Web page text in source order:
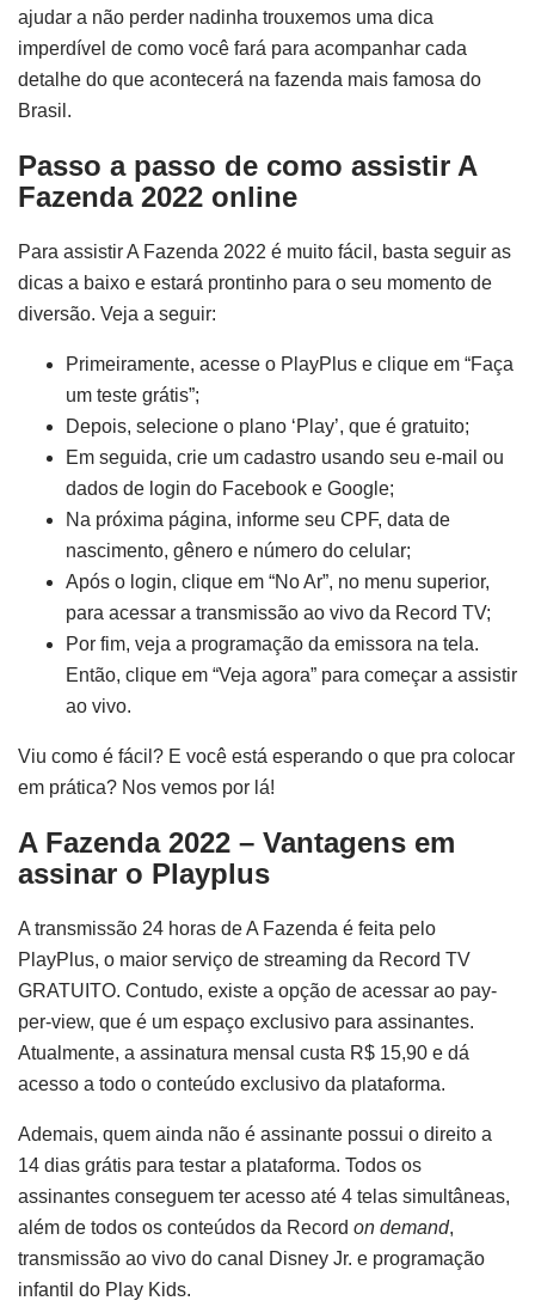
ajudar a não perder nadinha trouxemos uma dica
imperdível de como você fará para acompanhar cada
detalhe do que acontecerá na fazenda mais famosa do
Brasil.
Passo a passo de como assistir A
Fazenda 2022 online
Para assistir A Fazenda 2022 é muito fácil, basta seguir as
dicas a baixo e estará prontinho para o seu momento de
diversão. Veja a seguir:
Primeiramente, acesse o PlayPlus e clique em “Faça
um teste grátis”;
Depois, selecione o plano ‘Play’, que é gratuito;
Em seguida, crie um cadastro usando seu e-mail ou
dados de login do Facebook e Google;
Na próxima página, informe seu CPF, data de
nascimento, gênero e número do celular;
Após o login, clique em “No Ar”, no menu superior,
para acessar a transmissão ao vivo da Record TV;
Por fim, veja a programação da emissora na tela.
Então, clique em “Veja agora” para começar a assistir
ao vivo.
Viu como é fácil? E você está esperando o que pra colocar
em prática? Nos vemos por lá!
A Fazenda 2022 – Vantagens em
assinar o Playplus
A transmissão 24 horas de A Fazenda é feita pelo
PlayPlus, o maior serviço de streaming da Record TV
GRATUITO. Contudo, existe a opção de acessar ao pay-
per-view, que é um espaço exclusivo para assinantes.
Atualmente, a assinatura mensal custa R$ 15,90 e dá
acesso a todo o conteúdo exclusivo da plataforma.
Ademais, quem ainda não é assinante possui o direito a
14 dias grátis para testar a plataforma. Todos os
assinantes conseguem ter acesso até 4 telas simultâneas,
além de todos os conteúdos da Record on demand,
transmissão ao vivo do canal Disney Jr. e programação
infantil do Play Kids.